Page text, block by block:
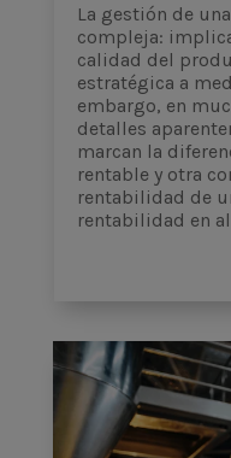
La gestión de
compleja:
calidad del
estratégica a
embargo, en
detalles
marcan la
rentable y otra
rentabilidad de
rentabilidad en